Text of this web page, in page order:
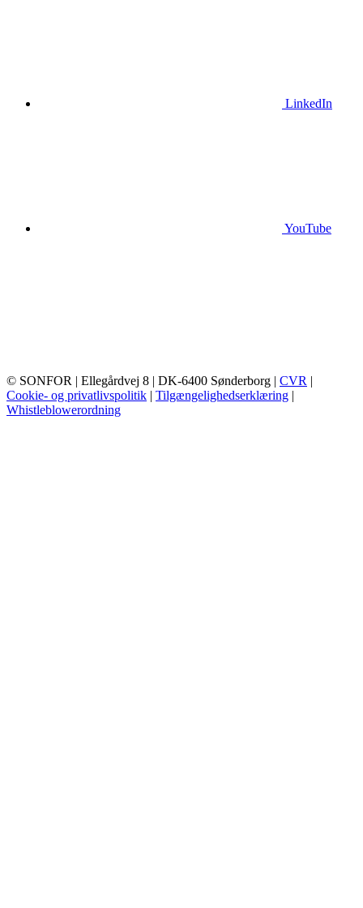
LinkedIn
YouTube
© SONFOR | Ellegårdvej 8 | DK-6400 Sønderborg | CVR |
Cookie- og privatlivspolitik | Tilgængelighedserklæring |
Whistleblowerordning